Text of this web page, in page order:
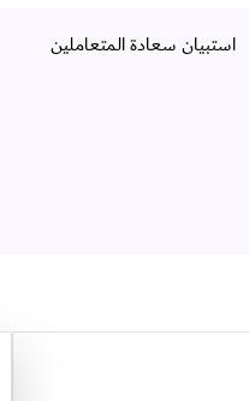
استبيان سعادة المتعاملين